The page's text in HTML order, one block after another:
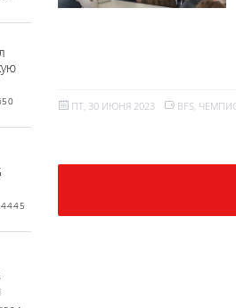
ПТ, 30 ИЮНЯ 2023 BFS,
4445